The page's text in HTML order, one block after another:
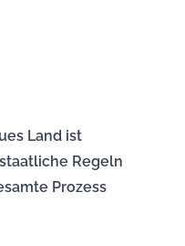
Land ist
Regeln
Prozess